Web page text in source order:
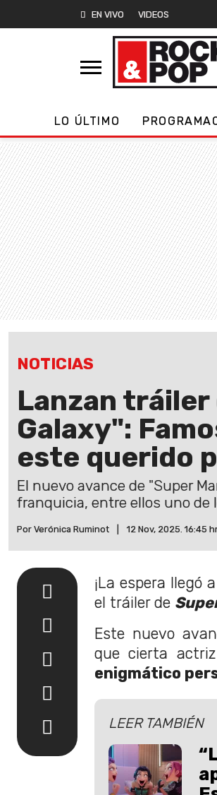
EN VIVO VIDEOS
LO ÚLTIMO
NOTICIAS
Lanzan tráiler
Galaxy":
este querido
El nuevo avance de "Super
franquicia, entre ellos uno de
Por Verónica Ruminot 12 Nov, 2025. 16:45
¡La espera llegó
el tráiler de
Este nuevo
que cierta
enigmático
LEER TAMBIÉN